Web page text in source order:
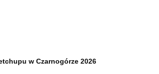
w Czarnogórze 2026